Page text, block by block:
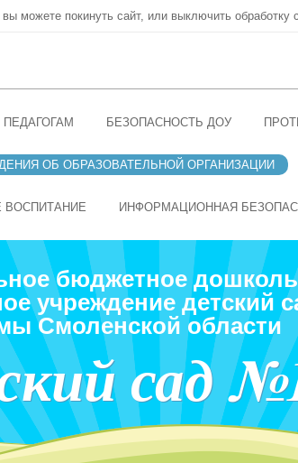
можете покинуть сайт, или выключить обработку
ПЕДАГОГАМ БЕЗОПАСНОСТЬ ДОУ
ОБ ОБРАЗОВАТЕЛЬНОЙ ОРГАНИЗАЦИИ
ВОСПИТАНИЕ ИНФОРМАЦИОННАЯ
бюджетное
учреждение детский
Смоленской области
сад